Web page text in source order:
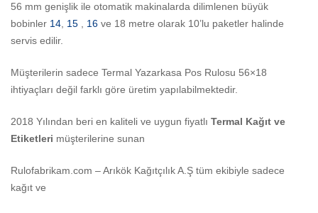
56 mm genişlik ile otomatik makinalarda dilimlenen büyük
bobinler 14, 15 , 16 ve 18 metre olarak 10’lu paketler halinde
servis edilir.
Müşterilerin sadece Termal Yazarkasa Pos Rulosu 56×18
ihtiyaçları değil farklı göre üretim yapılabilmektedir.
2018 Yılından beri en kaliteli ve uygun fiyatlı Termal Kağıt ve
Etiketleri müşterilerine sunan
Rulofabrikam.com – Arıkök Kağıtçılık A.Ş tüm ekibiyle sadece
kağıt ve